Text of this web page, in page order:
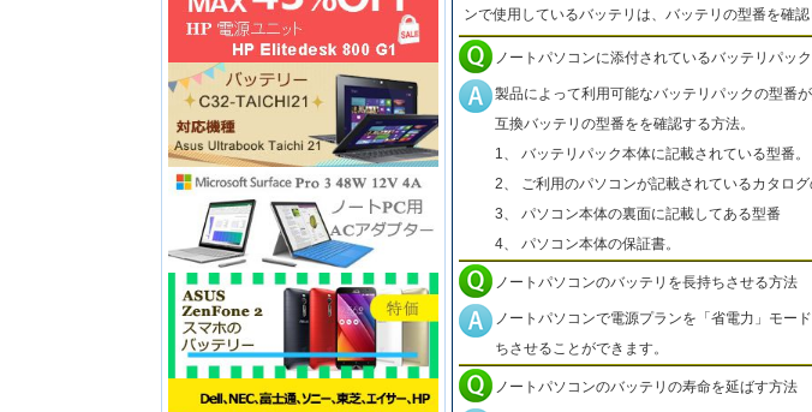
ンで使用しているバッテリは、バッテリの型番を確認
ノートパソコンに添付されているバッテリパッ
製品によって利用可能なバッテリパックの型番
互換バッテリの型番をを確認する方法。
1、 バッテリパック本体に記載されている型番。
2、 ご利用のパソコンが記載されているカタログ
3、 パソコン本体の裏面に記載してある型番
4、 パソコン本体の保証書。
ノートパソコンのバッテリを長持ちさせる方法
ノートパソコンで電源プランを「省電力」モー
ちさせることができます。
ノートパソコンのバッテリの寿命を延ばす方法